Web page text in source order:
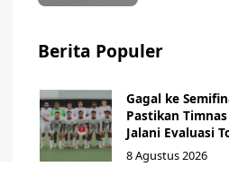
Berita Populer
Gagal ke
Pastikan
Jalani Evaluasi
8 Agustus 2026